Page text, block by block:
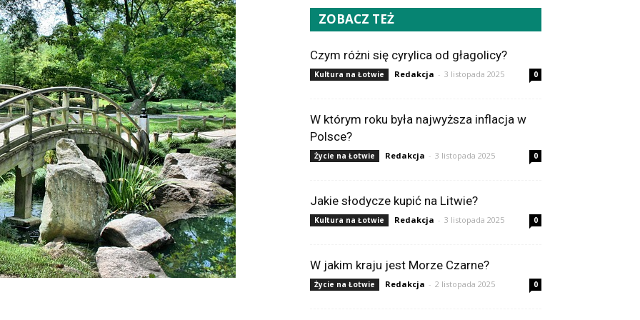
ZOBACZ TEŻ
Czym różni się cyrylica od głagolicy?
Kultura na Łotwie Redakcja - 3 listopada 2025 0
W którym roku była najwyższa inflacja w
Polsce?
Życie na Łotwie Redakcja - 3 listopada 2025 0
Jakie słodycze kupić na Litwie?
Kultura na Łotwie Redakcja - 3 listopada 2025 0
W jakim kraju jest Morze Czarne?
Życie na Łotwie Redakcja - 2 listopada 2025 0